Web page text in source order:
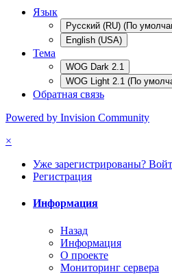
Язык
Русский (RU) (По
English (USA)
Тема
WOG Dark 2.1
WOG Light 2.1 (По
Обратная связь
Powered by Invision Community
×
Уже зарегистрированы?
Регистрация
Информация
Назад
Информация
О проекте
Мониторинг сервера